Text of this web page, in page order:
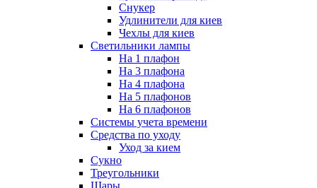
Снукер
Удлинители для киев
Чехлы для киев
Светильники лампы
На 1 плафон
На 3 плафона
На 4 плафона
На 5 плафонов
На 6 плафонов
Системы учета времени
Средства по уходу
Уход за кием
Сукно
Треугольники
Шары